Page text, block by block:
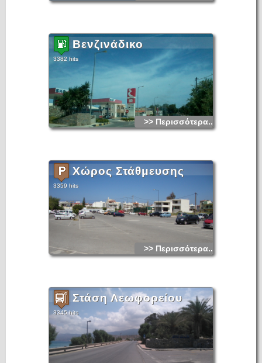
Βενζινάδικο
3382 hits
>> Περισσότερα...
Χώρος Στάθμευσης
3359 hits
>> Περισσότερα...
Στάση Λεωφορείου
3345 hits